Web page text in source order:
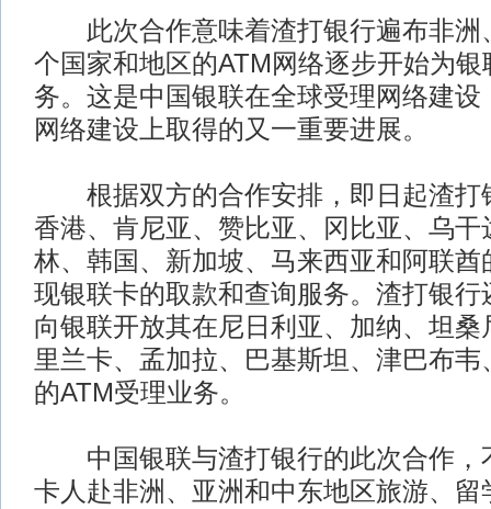
此次合作意味着渣打银行遍布非洲
个国家和地区的ATM网络逐步开始为
务。这是中国银联在全球受理网络建设
网络建设上取得的又一重要进展。
根据双方的合作安排，即日起渣打
香港、肯尼亚、赞比亚、冈比亚、乌干
林、韩国、新加坡、马来西亚和阿联酋
现银联卡的取款和查询服务。渣打银行
向银联开放其在尼日利亚、加纳、坦桑
里兰卡、孟加拉、巴基斯坦、津巴布
的ATM受理业务。
中国银联与渣打银行的此次合作，
卡人赴非洲、亚洲和中东地区旅游、留